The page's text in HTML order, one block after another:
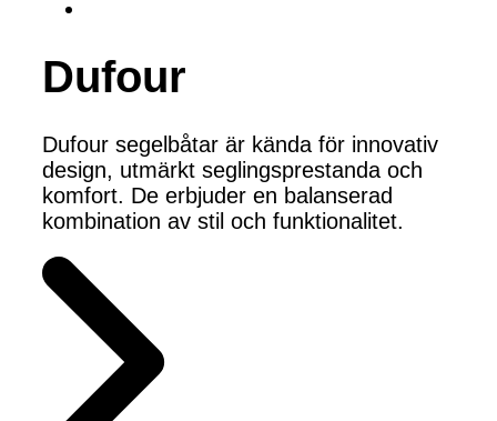
Dufour
Dufour segelbåtar är kända för innovativ
design, utmärkt seglingsprestanda och
komfort. De erbjuder en balanserad
kombination av stil och funktionalitet.